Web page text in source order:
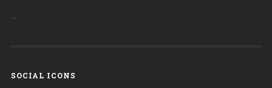
…
SOCIAL ICONS